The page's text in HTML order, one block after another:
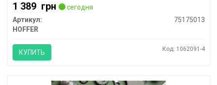
1 389 грн
сегодня
Артикул:
75175013
HOFFER
КУПИТЬ Код: 1062091-4